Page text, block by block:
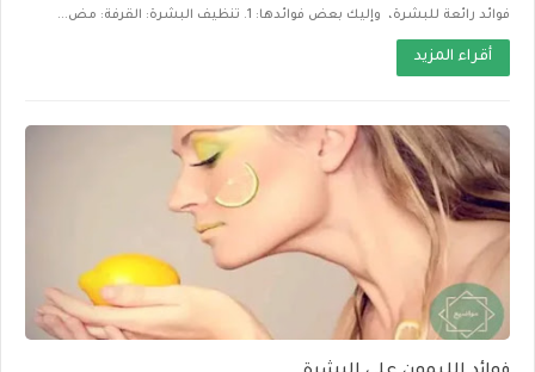
فوائد رائعة للبشرة، وإليك بعض فوائدها: 1. تنظيف البشرة: القرفة: مض...
أقراء المزيد